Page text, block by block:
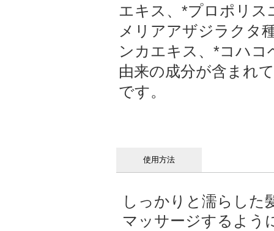
エキス、*プロポリ
メリアアザジラクタ
ンカエキス、*コハコ
由来の成分が含まれ
です。
使用方法
しっかりと濡らした
マッサージするよう